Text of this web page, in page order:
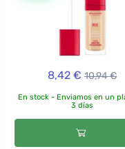
8,42 € 10,94 €
En stock - Enviamos en un
3 días